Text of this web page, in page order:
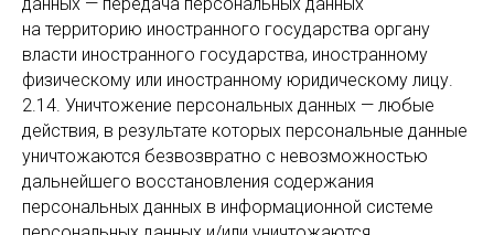
на территорию иностранного государства органу
власти иностранного государства, иностранному
физическому или иностранному юридическому лицу.
2.14. Уничтожение персональных данных — любые
действия, в результате которых персональные данные
уничтожаются безвозвратно с невозможностью
дальнейшего восстановления содержания
персональных данных в информационной системе